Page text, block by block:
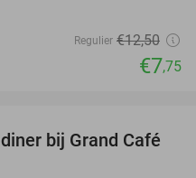
Regulier €12,50
€7,75
43%
bij Grand Café